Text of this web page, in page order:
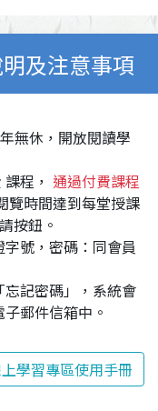
及注意事項
無休，開放閱讀學
程， 通過付費課程
覽時間達到每堂授課
按鈕。
號，密碼：同會員
記密碼」，系統會
郵件信箱中。
學習專區使用手冊